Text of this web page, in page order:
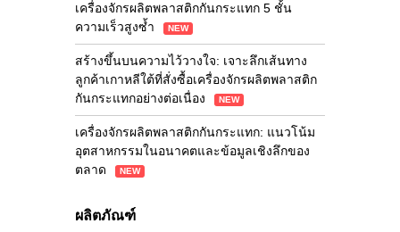
เครื่องจักรผลิตพลาสติกกันกระแทก 5 ชั้น
ความเร็วสูงซ้ำ
NEW
สร้างขึ้นบนความไว้วางใจ: เจาะลึกเส้นทาง
ลูกค้าเกาหลีใต้ที่สั่งซื้อเครื่องจักรผลิตพลาสติก
กันกระแทกอย่างต่อเนื่อง
NEW
เครื่องจักรผลิตพลาสติกกันกระแทก: แนวโน้ม
อุตสาหกรรมในอนาคตและข้อมูลเชิงลึกของ
ตลาด
NEW
ผลิตภัณฑ์